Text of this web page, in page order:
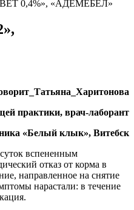
0,4%», «АДЕМЕБЕЛ»
практики, врач-лаборант
«Белый клык», Витебск
вспененным
отказ от корма в
направленное на снятие
нарастали: в течение